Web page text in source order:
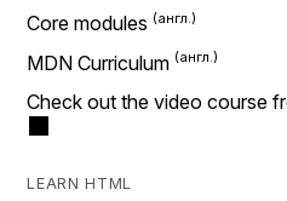
Core modules
MDN Curriculum
Check out the video course
LEARN HTML